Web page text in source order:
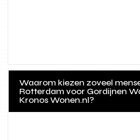
Waarom kiezen zoveel
Rotterdam voor Gordijnen
Kronos Wonen.nl?